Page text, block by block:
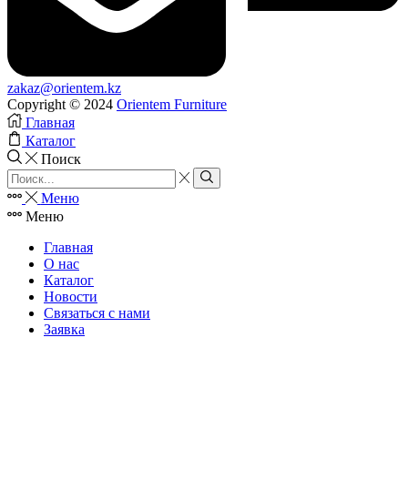
zakaz@orientem.kz
Copyright © 2024 Orientem Furniture
Главная
Каталог
Поиск
Search
input
Search
Меню
Меню
Главная
О нас
Каталог
Новости
Связаться с нами
Заявка